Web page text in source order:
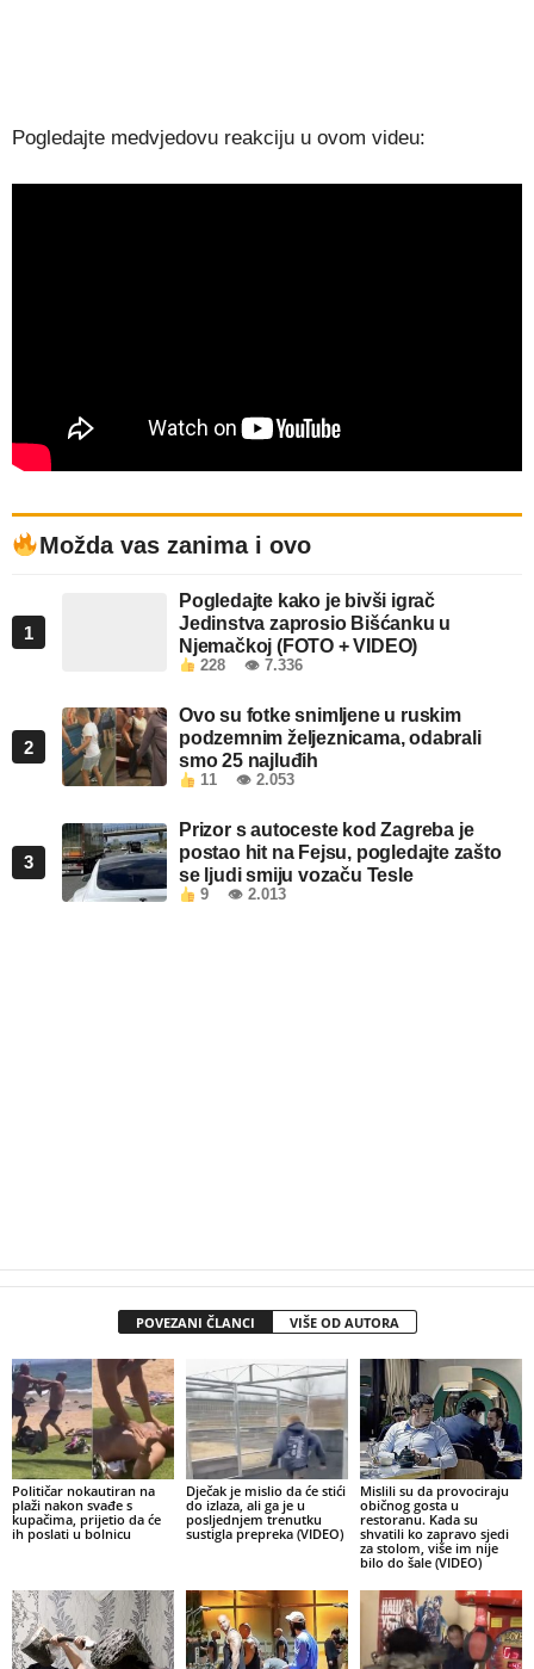
Pogledajte medvjedovu reakciju u ovom videu:
Možda vas zanima i ovo
1
Pogledajte kako je bivši igrač
Jedinstva zaprosio Bišćanku u
Njemačkoj (FOTO + VIDEO)
228 👁 7.336
2
Ovo su fotke snimljene u ruskim
podzemnim željeznicama, odabrali
smo 25 najluđih
11 👁 2.053
3
Prizor s autoceste kod Zagreba je
postao hit na Fejsu, pogledajte zašto
se ljudi smiju vozaču Tesle
9 👁 2.013
POVEZANI ČLANCI VIŠE OD AUTORA
Političar nokautiran na
plaži nakon svađe s
kupačima, prijetio da će
ih poslati u bolnicu
Dječak je mislio da će stići
do izlaza, ali ga je u
posljednjem trenutku
sustigla prepreka (VIDEO)
Mislili su da provociraju
običnog gosta u
restoranu. Kada su
shvatili ko zapravo sjedi
za stolom, više im nije
bilo do šale (VIDEO)